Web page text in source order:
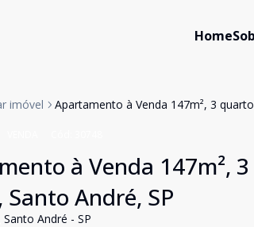
Home
imóvel Apartamento à Venda 147m², 3
à Venda 147m²,
Santo André, SP
André - SP